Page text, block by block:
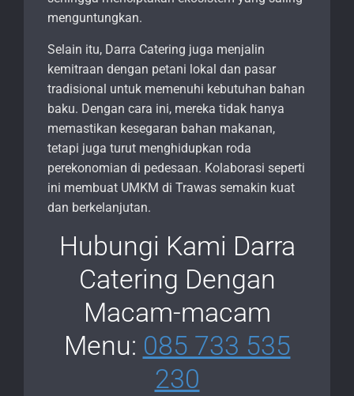
menguntungkan.
Selain itu, Darra Catering juga menjalin
kemitraan dengan petani lokal dan pasar
tradisional untuk memenuhi kebutuhan bahan
baku. Dengan cara ini, mereka tidak hanya
memastikan kesegaran bahan makanan,
tetapi juga turut menghidupkan roda
perekonomian di pedesaan. Kolaborasi seperti
ini membuat UMKM di Trawas semakin kuat
dan berkelanjutan.
Hubungi Kami Darra
Catering Dengan
Macam-macam
Menu: 085 733 535
230